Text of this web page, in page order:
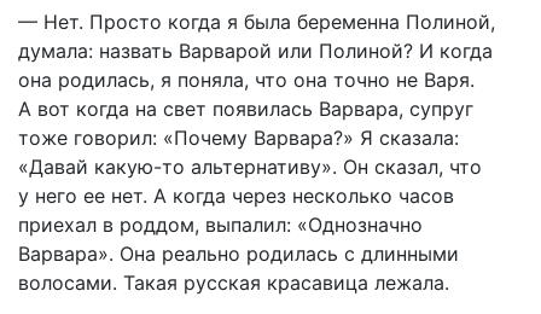
— Нет. Просто когда я была беременна Полиной,
думала: назвать Варварой или Полиной? И когда
она родилась, я поняла, что она точно не Варя.
А вот когда на свет появилась Варвара, супруг
тоже говорил: «Почему Варвара?» Я сказала:
«Давай какую-то альтернативу». Он сказал, что
у него ее нет. А когда через несколько часов
приехал в роддом, выпалил: «Однозначно
Варвара». Она реально родилась с длинными
волосами. Такая русская красавица лежала.